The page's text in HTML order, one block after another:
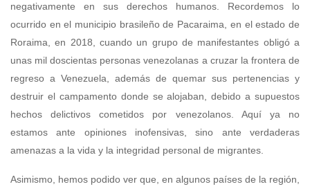
negativamente en sus derechos humanos. Recordemos lo
ocurrido en el municipio brasileño de Pacaraima, en el estado de
Roraima, en 2018, cuando un grupo de manifestantes obligó a
unas mil doscientas personas venezolanas a cruzar la frontera de
regreso a Venezuela, además de quemar sus pertenencias y
destruir el campamento donde se alojaban, debido a supuestos
hechos delictivos cometidos por venezolanos. Aquí ya no
estamos ante opiniones inofensivas, sino ante verdaderas
amenazas a la vida y la integridad personal de migrantes.
Asimismo, hemos podido ver que, en algunos países de la región,